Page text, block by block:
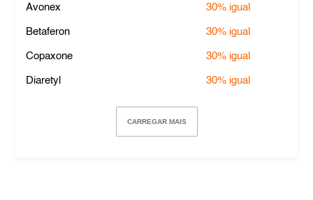
Avonex 30% igual
Betaferon 30% igual
Copaxone 30% igual
Diaretyl 30% igual
CARREGAR MAIS